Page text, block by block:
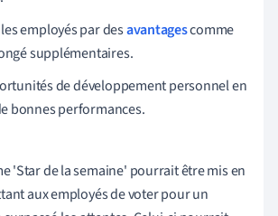
employés par desavantagescomme
supplémentaires.
de développement personnel en
bonnes performances.
'Star de la semaine' pourrait être mis en
aux employés de voter pour un